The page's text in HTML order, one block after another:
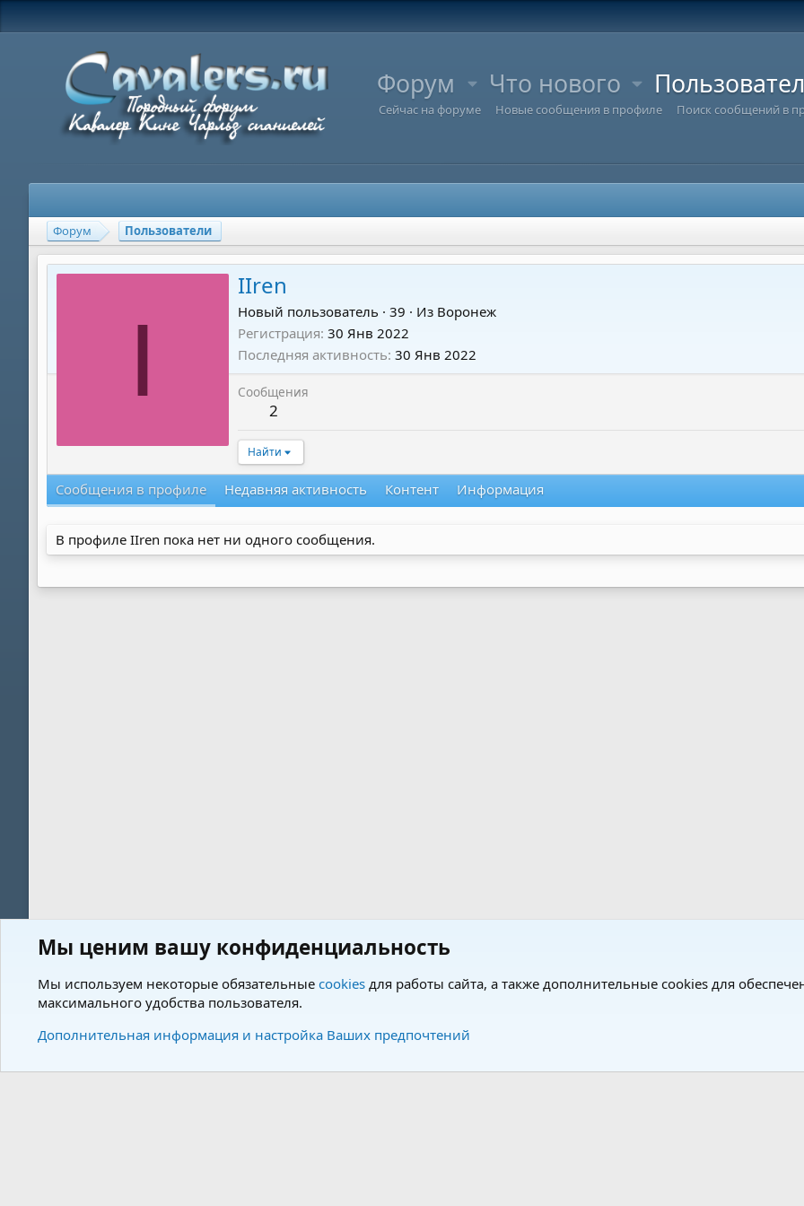
Форум Что нового
Сейчас на форуме Новые сообщения в профиле Поиск сообщений в
Форум Пользователи
I
IIren
Новый пользователь · 39 · Из Воронеж
Регистрация 30 Янв 2022
Последняя активность 30 Янв 2022
Сообщения
2
Найти
Сообщения в профиле Недавняя активность Контент Информация
В профиле IIren пока нет ни одного сообщения.
Мы ценим вашу конфиденциальность
Мы используем некоторые обязательные cookies для работы сайта, а также дополнительные cookies для
максимального удобства пользователя.
Дополнительная информация и настройка Ваших предпочтений